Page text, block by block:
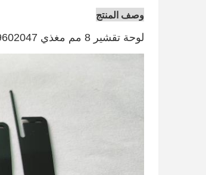
وصف المنتج
لوحة تقشير 8 مم مغذي 949839602047 تجميع أجزاء وحدة التغذية ITF2